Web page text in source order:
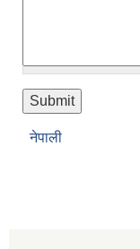
नेपाली